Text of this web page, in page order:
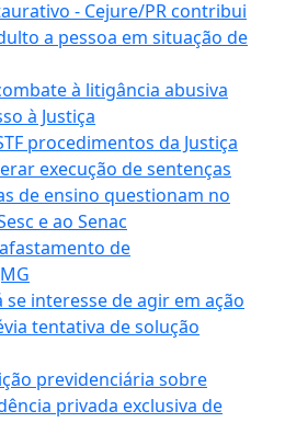
- Cejure/PR contribui
a pessoa em situação de
à litigância abusiva
à Justiça
procedimentos da Justiça
execução de sentenças
de ensino questionam no
e ao Senac
de
interesse de agir em ação
tentativa de solução
previdenciária sobre
privada exclusiva de